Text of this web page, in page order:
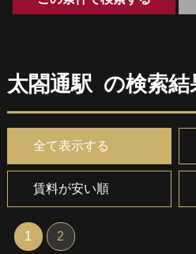
太閤通駅 の検索結
全て表示する
賃料が安い順
1 2